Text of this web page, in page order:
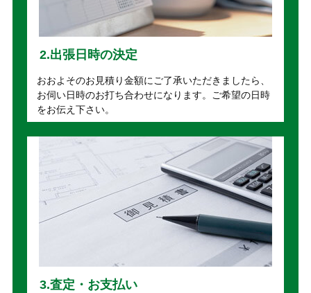
2.出張日時の決定
おおよそのお見積り金額にご了承いただきましたら、
お伺い日時のお打ち合わせになります。ご希望の日時
をお伝え下さい。
3.査定・お支払い